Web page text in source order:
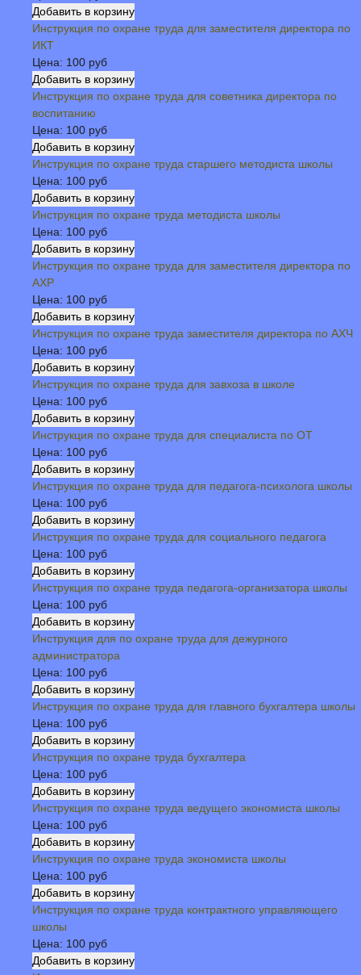
Инструкция по охране труда для заместителя директора по
ИКТ
Цена: 100 руб
Инструкция по охране труда для советника директора по
воспитанию
Цена: 100 руб
Инструкция по охране труда старшего методиста школы
Цена: 100 руб
Инструкция по охране труда методиста школы
Цена: 100 руб
Инструкция по охране труда для заместителя директора по
АХР
Цена: 100 руб
Инструкция по охране труда заместителя директора по АХЧ
Цена: 100 руб
Инструкция по охране труда для завхоза в школе
Цена: 100 руб
Инструкция по охране труда для специалиста по ОТ
Цена: 100 руб
Инструкция по охране труда для педагога-психолога школы
Цена: 100 руб
Инструкция по охране труда для социального педагога
Цена: 100 руб
Инструкция по охране труда педагога-организатора школы
Цена: 100 руб
Инструкция для по охране труда для дежурного
администратора
Цена: 100 руб
Инструкция по охране труда для главного бухгалтера школы
Цена: 100 руб
Инструкция по охране труда бухгалтера
Цена: 100 руб
Инструкция по охране труда ведущего экономиста школы
Цена: 100 руб
Инструкция по охране труда экономиста школы
Цена: 100 руб
Инструкция по охране труда контрактного управляющего
школы
Цена: 100 руб